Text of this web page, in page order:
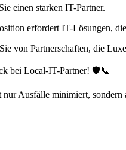
einen starken IT-Partner.
erfordert IT-Lösungen,
von Partnerschaften, die
bei Local-IT-Partner! 🛡️📞
Ausfälle minimiert,